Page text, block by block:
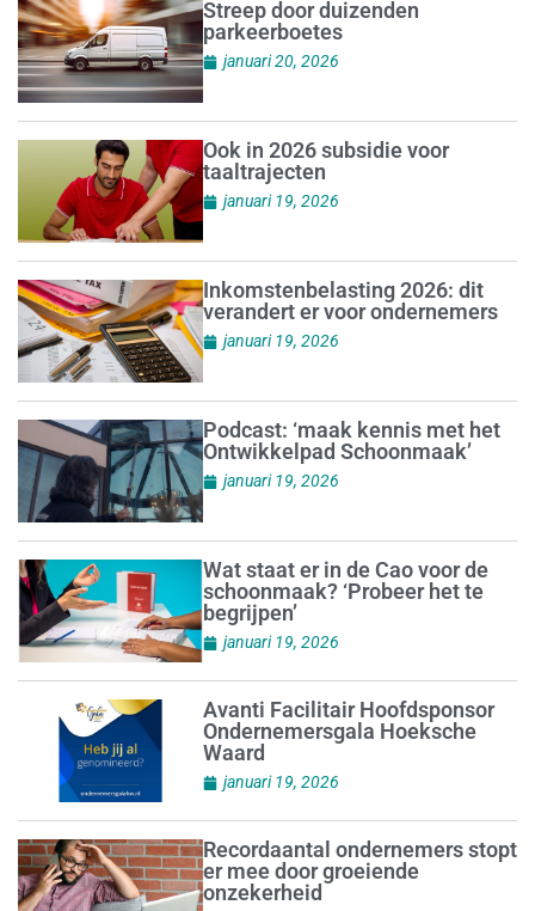
Streep door duizenden
parkeerboetes
januari 20, 2026
Ook in 2026 subsidie voor
taaltrajecten
januari 19, 2026
Inkomstenbelasting 2026: dit
verandert er voor ondernemers
januari 19, 2026
Podcast: ‘maak kennis met het
Ontwikkelpad Schoonmaak’
januari 19, 2026
Wat staat er in de Cao voor de
schoonmaak? ‘Probeer het te
begrijpen’
januari 19, 2026
Avanti Facilitair Hoofdsponsor
Ondernemersgala Hoeksche
Waard
januari 19, 2026
Recordaantal ondernemers stopt
er mee door groeiende
onzekerheid